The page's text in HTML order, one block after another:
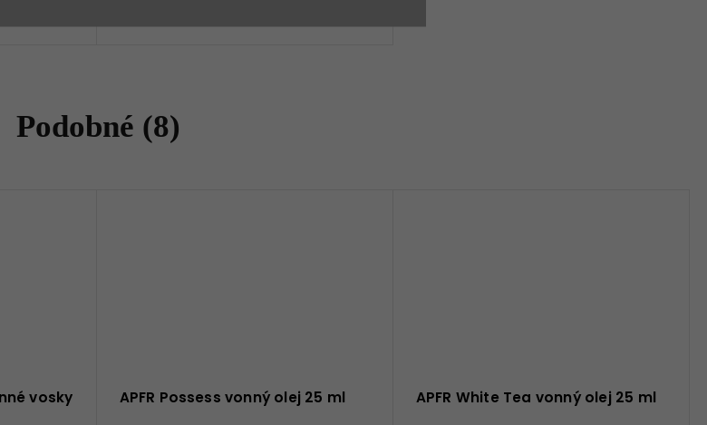
Podobné (8)
vosky APFR Possess vonný olej 25 ml APFR White Tea vonný olej 25 ml